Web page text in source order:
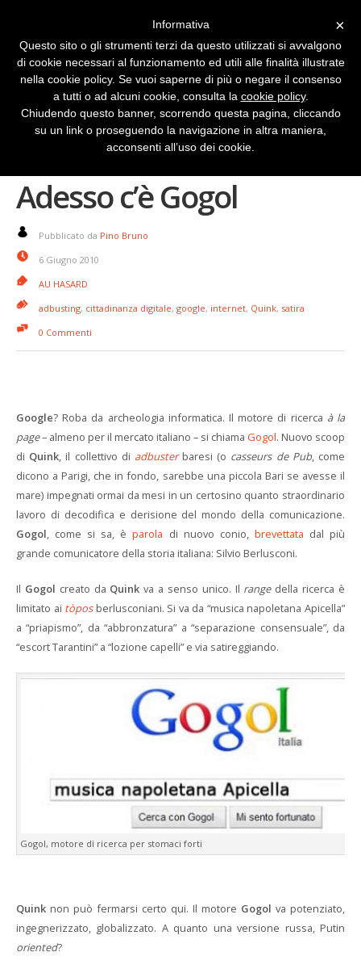
Google? Roba da vecchi.
Adesso c’è Gogol
Pubblicato da Pino Bruno
6 Giugno 2010
AU HASARD
adbusting, cittadinanza digitale, google, internet, Quink, satira
0 Commenti
Google? Roba da archeologia informatica. Il motore di ricerca à la
page– almeno per il mercato italiano – si chiama Gogol. Nuovo scoop
di Quink, il collettivo di adbusterbaresi (o casseurs de Pub, come
dicono a Parigi, che in fondo, sarebbe una piccola Bari se avesse il
mare) impegnati ormai da mesi in un certosino quanto straordinario
lavoro di decodifica e derisione del mondo della comunicazione.
Gogol, come si sa, èparola di nuovo conio, brevettata dal più
grande comunicatore della storia italiana: Silvio Berlusconi.
Il Gogol creato da Quink va a senso unico. Il rangedella ricerca è
limitato ai tòposberlusconiani. Si va da “musica napoletana Apicella”
a “priapismo”, da “abbronzatura” a “separazione consensuale”, da
“escort Tarantini” a “lozione capelli” e via satireggiando.
Gogol, motore di ricerca per stomaci forti
Quink non può fermarsi certo qui. Il motore Gogol va potenziato,
ingegnerizzato, globalizzato. A quanto una versione russa, Putin
oriented?
×
Informativa
Questo sito o gli strumenti terzi da questo utilizzati si avvalgono
di cookie necessari al funzionamento ed utili alle finalità illustrate
nella cookie policy. Se vuoi saperne di più o negare il consenso
a tutti o ad alcuni cookie, consulta la cookie policy.
Chiudendo questo banner, scorrendo questa pagina, cliccando
su un link o proseguendo la navigazione in altra maniera,
acconsenti all’uso dei cookie.